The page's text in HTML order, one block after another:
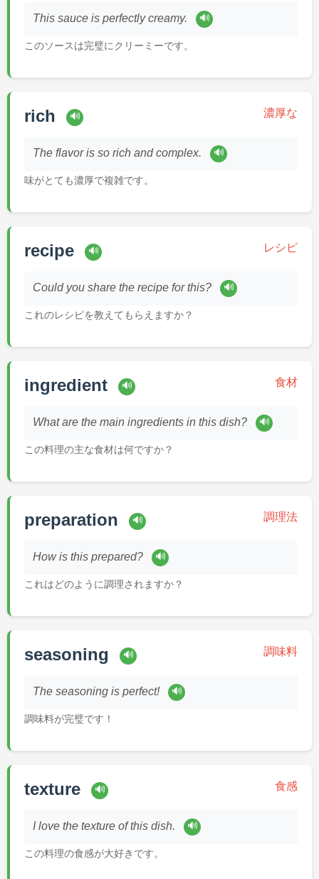
This sauce is perfectly creamy. 🔊
このソースは完璧にクリーミーです。
rich 🔊 濃厚な
The flavor is so rich and complex. 🔊
味がとても濃厚で複雑です。
recipe 🔊 レシピ
Could you share the recipe for this? 🔊
これのレシピを教えてもらえますか？
ingredient 🔊 食材
What are the main ingredients in this dish? 🔊
この料理の主な食材は何ですか？
preparation 🔊 調理法
How is this prepared? 🔊
これはどのように調理されますか？
seasoning 🔊 調味料
The seasoning is perfect! 🔊
調味料が完璧です！
texture 🔊 食感
I love the texture of this dish. 🔊
この料理の食感が大好きです。